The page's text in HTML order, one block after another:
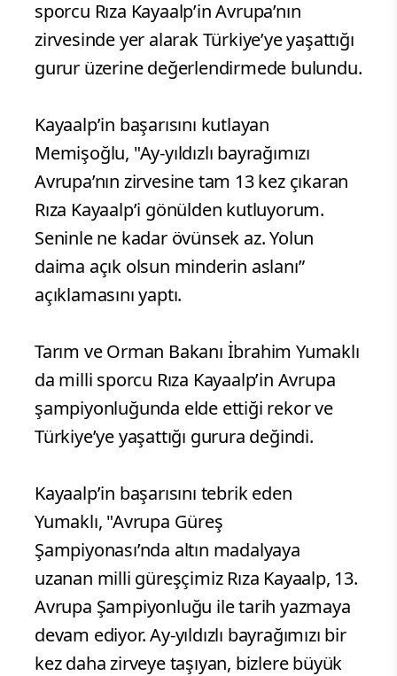
sporcu Rıza Kayaalp’in Avrupa’nın
zirvesinde yer alarak Türkiye’ye yaşattığı
gurur üzerine değerlendirmede bulundu.
Kayaalp’in başarısını kutlayan
Memişoğlu, "Ay-yıldızlı bayrağımızı
Avrupa’nın zirvesine tam 13 kez çıkaran
Rıza Kayaalp’i gönülden kutluyorum.
Seninle ne kadar övünsek az. Yolun
daima açık olsun minderin aslanı”
açıklamasını yaptı.
Tarım ve Orman Bakanı İbrahim Yumaklı
da milli sporcu Rıza Kayaalp’in Avrupa
şampiyonluğunda elde ettiği rekor ve
Türkiye’ye yaşattığı gurura değindi.
Kayaalp’in başarısını tebrik eden
Yumaklı, "Avrupa Güreş
Şampiyonası’nda altın madalyaya
uzanan milli güreşçimiz Rıza Kayaalp, 13.
Avrupa Şampiyonluğu ile tarih yazmaya
devam ediyor. Ay-yıldızlı bayrağımızı bir
kez daha zirveye taşıyan, bizlere büyük